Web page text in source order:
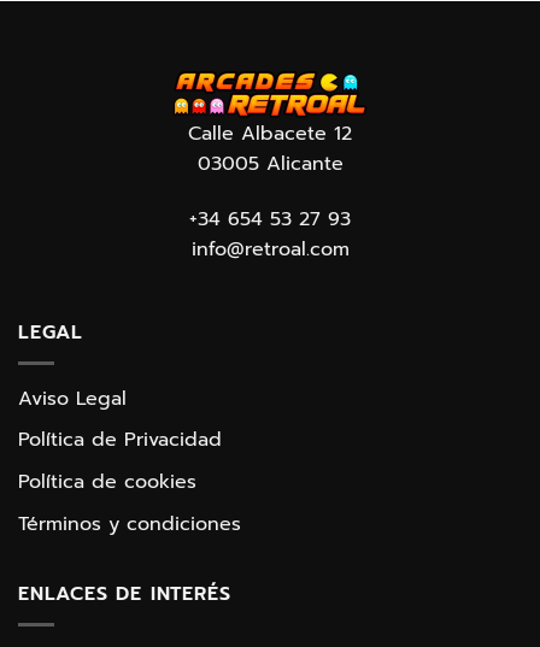
Calle Albacete 12
03005 Alicante
+34 654 53 27 93
info@retroal.com
LEGAL
Aviso Legal
Política de Privacidad
Política de cookies
Términos y condiciones
ENLACES DE INTERÉS